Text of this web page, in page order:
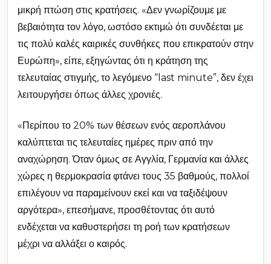
μικρή πτώση στις κρατήσεις. «Δεν γνωρίζουμε με
βεβαιότητα τον λόγο, ωστόσο εκτιμώ ότι συνδέεται με
τις πολύ καλές καιρικές συνθήκες που επικρατούν στην
Ευρώπη», είπε, εξηγώντας ότι η κράτηση της
τελευταίας στιγμής, το λεγόμενο “last minute”, δεν έχει
λειτουργήσει όπως άλλες χρονιές.
«Περίπου το 20% των θέσεων ενός αεροπλάνου
καλύπτεται τις τελευταίες ημέρες πριν από την
αναχώρηση. Όταν όμως σε Αγγλία, Γερμανία και άλλες
χώρες η θερμοκρασία φτάνει τους 35 βαθμούς, πολλοί
επιλέγουν να παραμείνουν εκεί και να ταξιδέψουν
αργότερα», επεσήμανε, προσθέτοντας ότι αυτό
ενδέχεται να καθυστερήσει τη ροή των κρατήσεων
μέχρι να αλλάξει ο καιρός.